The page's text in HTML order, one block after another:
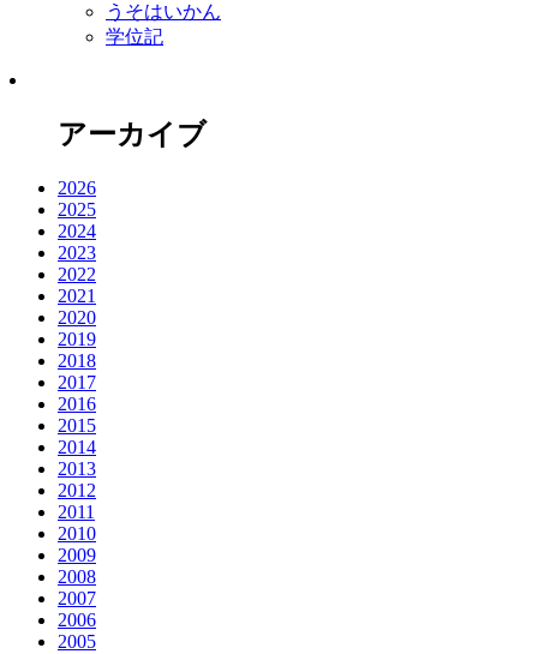
うそはいかん
学位記
アーカイブ
2026
2025
2024
2023
2022
2021
2020
2019
2018
2017
2016
2015
2014
2013
2012
2011
2010
2009
2008
2007
2006
2005